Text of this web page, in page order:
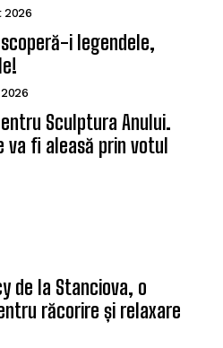
2026
i legendele,
Sculptura Anului.
fi aleasă prin votul
de la Stanciova, o
răcorire și relaxare